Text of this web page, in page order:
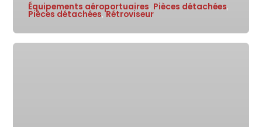
Équipements aéroportuaires, Pièces détachées,
Pièces détachées,Rétroviseur